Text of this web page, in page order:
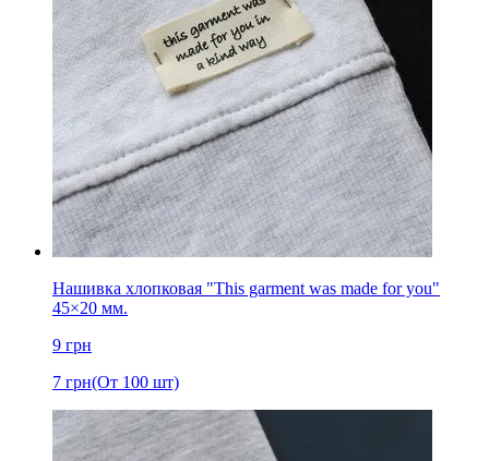
Нашивка хлопковая "This garment was made for you"
45×20 мм.
9 грн
7 грн(От 100 шт)